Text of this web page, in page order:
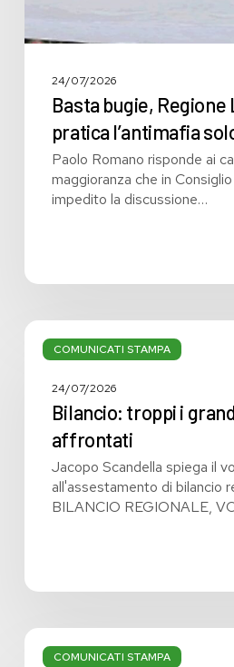
24/07/2026
Basta bugie,
pratica l’antimafia
Paolo Romano risponde ai
maggioranza che in
impedito la discussione…
COMUNICATI STAMPA
Bilancio:
troppi
grandi
affrontati
24/07/2026
Bilancio: troppi i
affrontati
Jacopo Scandella spiega il
all'assestamento di bilancio
BILANCIO REGIONALE,
COMUNICATI STAMPA
Bilancio
regionale: